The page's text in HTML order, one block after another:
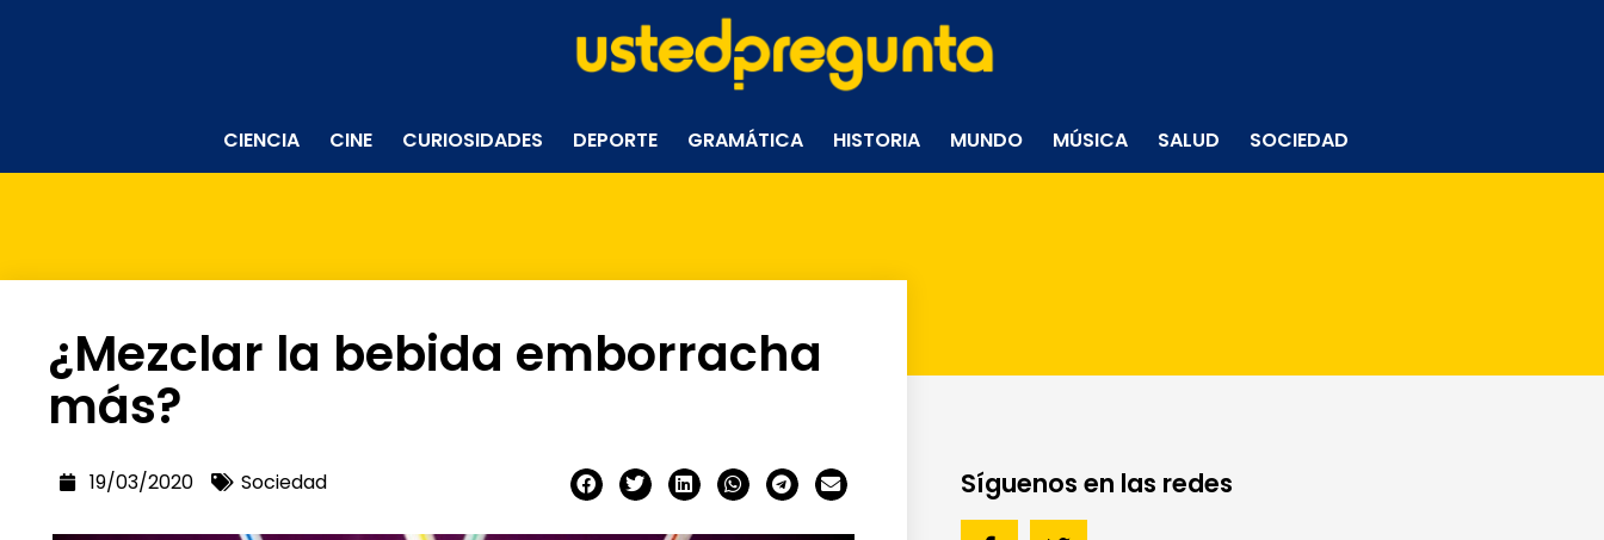
CIENCIA CINE CURIOSIDADES DEPORTE GRAMÁTICA HISTORIA MUNDO MÚSICA SALUD SOCIEDAD
¿Mezclar la bebida emborracha
más?
19/03/2020 Sociedad Síguenos en las redes